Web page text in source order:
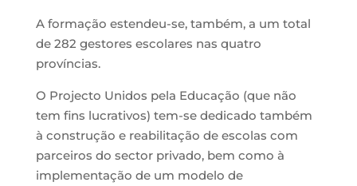
A formação estendeu-se, também, a um total
de 282 gestores escolares nas quatro
províncias.
O Projecto Unidos pela Educação (que não
tem fins lucrativos) tem-se dedicado também
à construção e reabilitação de escolas com
parceiros do sector privado, bem como à
implementação de um modelo de